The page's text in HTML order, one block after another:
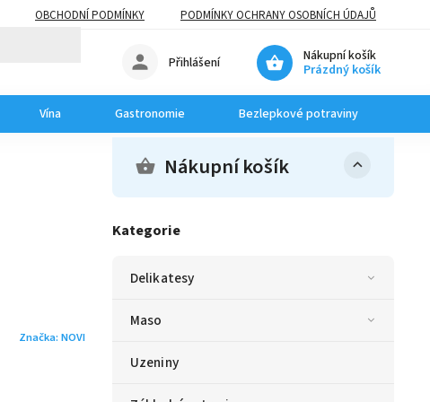
OBCHODNÍ PODMÍNKY PODMÍNKY OCHRANY OSOBNÍCH ÚDAJŮ
Nákupní košík
Prázdný košík
Přihlášení
Vína Gastronomie Bezlepkové potraviny
Nákupní košík
Kategorie
Delikatesy
Maso
Uzeniny
Značka: NOVI